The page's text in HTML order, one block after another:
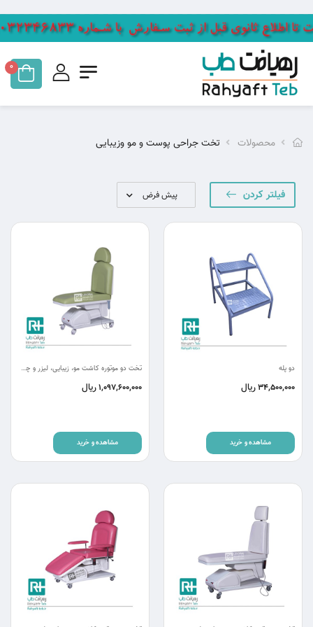
0
محصولات تخت جراحی پوست و مو وزیبایی
فیلتر کردن
دو پله
34,500,000ریال
مشاهده و خرید
تخت دو موتوره کاشت مو، زیبایی، لیزر و چشم پزشکی RC22
1,097,600,000ریال
مشاهده و خرید